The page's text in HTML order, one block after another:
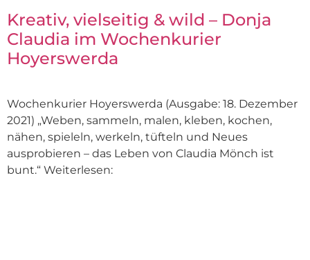
Kreativ, vielseitig & wild – Donja
Claudia im Wochenkurier
Hoyerswerda
Wochenkurier Hoyerswerda (Ausgabe: 18. Dezember
2021) „Weben, sammeln, malen, kleben, kochen,
nähen, spieleln, werkeln, tüfteln und Neues
ausprobieren – das Leben von Claudia Mönch ist
bunt.“ Weiterlesen: